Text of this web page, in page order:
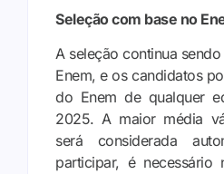
Seleção com base no
A seleção continua
Enem, e os candidatos
do Enem de qualquer
2025. A maior média
será considerada
participar, é